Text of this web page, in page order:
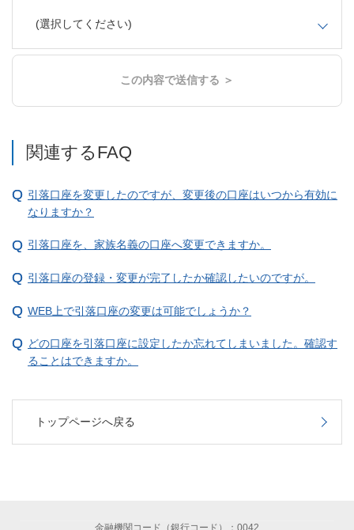
(選択してください)
この内容で送信する ＞
関連するFAQ
引落口座を変更したのですが、変更後の口座はいつから有効に
なりますか？
引落口座を、家族名義の口座へ変更できますか。
引落口座の登録・変更が完了したか確認したいのですが。
WEB上で引落口座の変更は可能でしょうか？
どの口座を引落口座に設定したか忘れてしまいました。確認す
ることはできますか。
トップページへ戻る
金融機関コード（銀行コード）：0042